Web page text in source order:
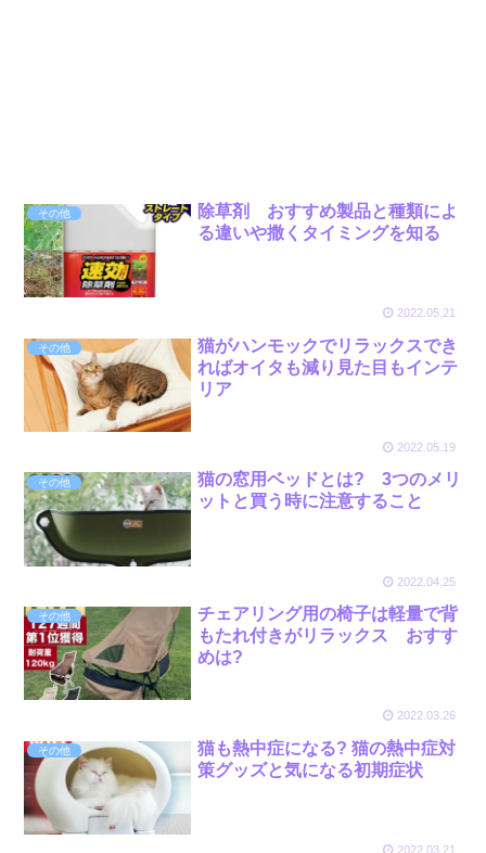
その他
除草剤 おすすめ製品と種類によ
る違いや撒くタイミングを知る
2022.05.21
その他
猫がハンモックでリラックスでき
ればオイタも減り見た目もインテ
リア
2022.05.19
その他
猫の窓用ベッドとは? 3つのメリ
ットと買う時に注意すること
2022.04.25
その他
チェアリング用の椅子は軽量で背
もたれ付きがリラックス おすす
めは?
2022.03.26
その他
猫も熱中症になる? 猫の熱中症対
策グッズと気になる初期症状
2022.03.21